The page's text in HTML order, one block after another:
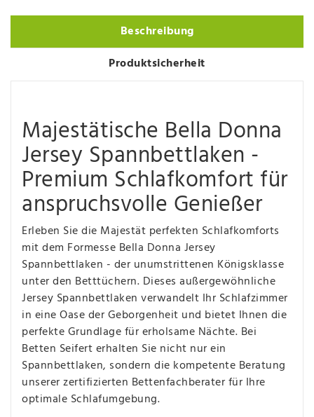
Beschreibung
Produktsicherheit
Majestätische Bella Donna
Jersey Spannbettlaken -
Premium Schlafkomfort für
anspruchsvolle Genießer
Erleben Sie die Majestät perfekten Schlafkomforts
mit dem Formesse Bella Donna Jersey
Spannbettlaken - der unumstrittenen Königsklasse
unter den Betttüchern. Dieses außergewöhnliche
Jersey Spannbettlaken verwandelt Ihr Schlafzimmer
in eine Oase der Geborgenheit und bietet Ihnen die
perfekte Grundlage für erholsame Nächte. Bei
Betten Seifert erhalten Sie nicht nur ein
Spannbettlaken, sondern die kompetente Beratung
unserer zertifizierten Bettenfachberater für Ihre
optimale Schlafumgebung.